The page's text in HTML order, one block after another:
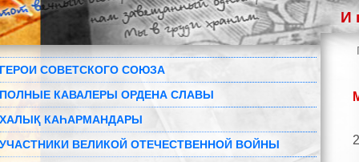
И
ГЕРОИ СОВЕТСКОГО СОЮЗА
ПОЛНЫЕ КАВАЛЕРЫ ОРДЕНА СЛАВЫ
ХАЛЫҚ КАҺАРМАНДАРЫ
УЧАСТНИКИ ВЕЛИКОЙ ОТЕЧЕСТВЕННОЙ ВОЙНЫ